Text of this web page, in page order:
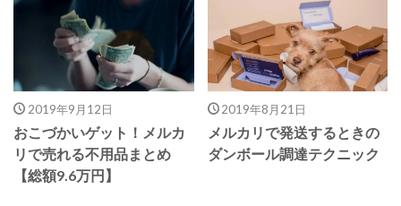
2019年9月12日
おこづかいゲット！メルカ
リで売れる不用品まとめ
【総額9.6万円】
2019年8月21日
メルカリで発送するときの
ダンボール調達テクニック